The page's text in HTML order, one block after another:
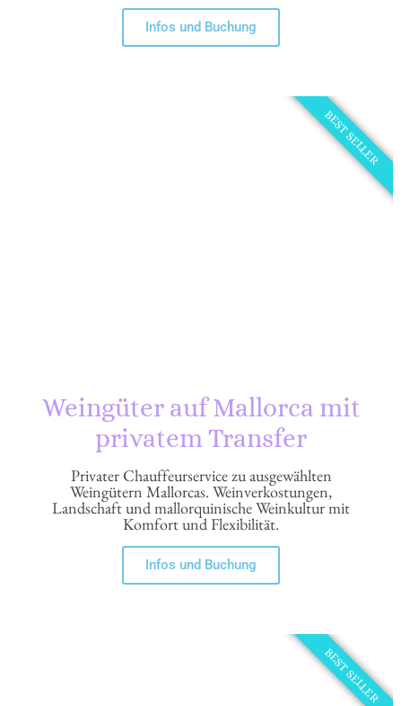
Infos und Buchung
Weingüter auf Mallorca mit
privatem Transfer
Privater Chauffeurservice zu ausgewählten
Weingütern Mallorcas. Weinverkostungen,
Landschaft und mallorquinische Weinkultur mit
Komfort und Flexibilität.
Infos und Buchung
BEST SELLER
BEST SELLER